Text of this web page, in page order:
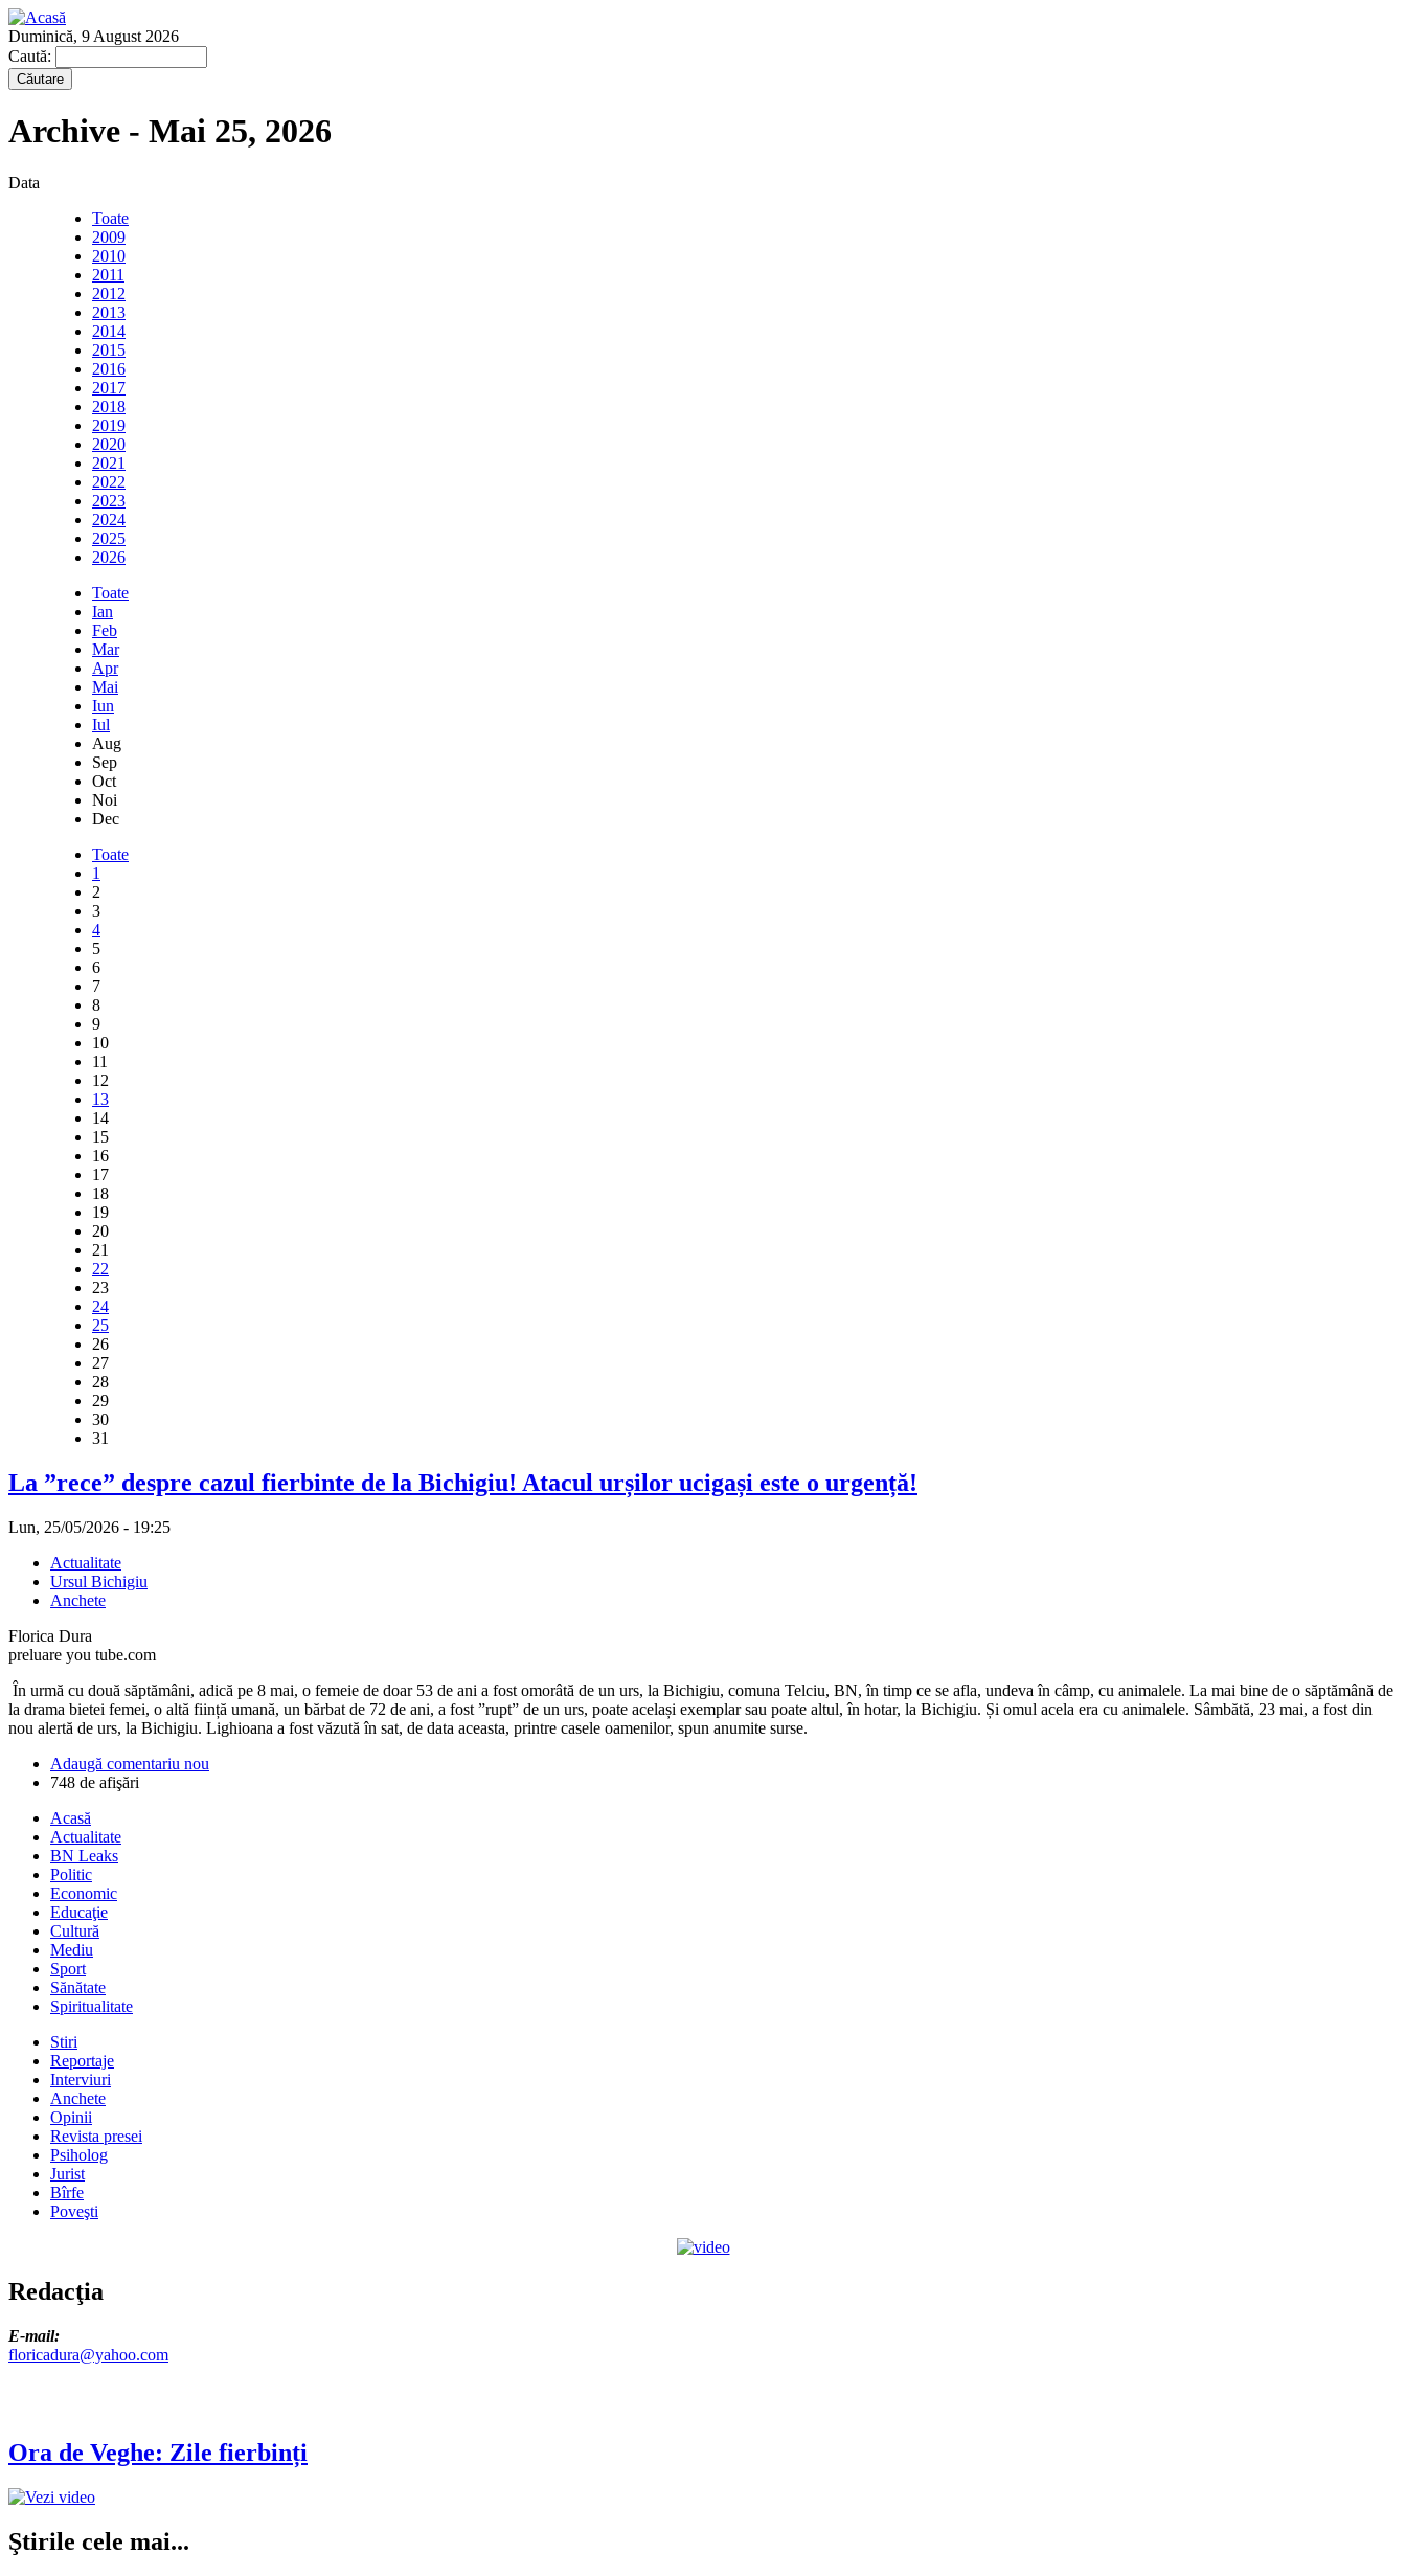
Duminică, 9 August 2026
Caută:
Archive - Mai 25, 2026
Data
Toate
2009
2010
2011
2012
2013
2014
2015
2016
2017
2018
2019
2020
2021
2022
2023
2024
2025
2026
Toate
Ian
Feb
Mar
Apr
Mai
Iun
Iul
Aug
Sep
Oct
Noi
Dec
Toate
1
2
3
4
5
6
7
8
9
10
11
12
13
14
15
16
17
18
19
20
21
22
23
24
25
26
27
28
29
30
31
La ”rece” despre cazul fierbinte de la Bichigiu! Atacul urșilor ucigași este o urgență!
Lun, 25/05/2026 - 19:25
Actualitate
Ursul Bichigiu
Anchete
Florica Dura
preluare you tube.com
În urmă cu două săptămâni, adică pe 8 mai, o femeie de doar 53 de ani a fost omorâtă de un urs, la Bichigiu, comuna Telciu, BN, în timp ce se afla, undeva în câmp, cu animalele. La mai bine de o săptămână de
la drama bietei femei, o altă ființă umană, un bărbat de 72 de ani, a fost ”rupt” de un urs, poate același exemplar sau poate altul, în hotar, la Bichigiu. Și omul acela era cu animalele. Sâmbătă, 23 mai, a fost din
nou alertă de urs, la Bichigiu. Lighioana a fost văzută în sat, de data aceasta, printre casele oamenilor, spun anumite surse.
Adaugă comentariu nou
748 de afişări
Acasă
Actualitate
BN Leaks
Politic
Economic
Educaţie
Cultură
Mediu
Sport
Sănătate
Spiritualitate
Stiri
Reportaje
Interviuri
Anchete
Opinii
Revista presei
Psiholog
Jurist
Bîrfe
Poveşti
Redacţia
E-mail:
floricadura@yahoo.com
Ora de Veghe: Zile fierbinți
Ştirile cele mai...